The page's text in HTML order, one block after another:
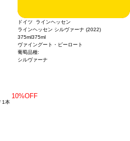
ドイツ ラインヘッセン
ラインヘッセン シルヴァーナ (2022)
375ml375ml
ヴァイングート・ピーロート
葡萄品種:
シルヴァーナ
1本
10%OFF